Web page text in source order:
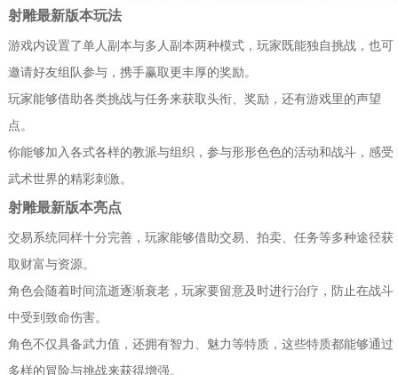
射雕最新版本玩法
游戏内设置了单人副本与多人副本两种模式，玩家既能独自挑战，也可
邀请好友组队参与，携手赢取更丰厚的奖励。
玩家能够借助各类挑战与任务来获取头衔、奖励，还有游戏里的声望
点。
你能够加入各式各样的教派与组织，参与形形色色的活动和战斗，感受
武术世界的精彩刺激。
射雕最新版本亮点
交易系统同样十分完善，玩家能够借助交易、拍卖、任务等多种途径获
取财富与资源。
角色会随着时间流逝逐渐衰老，玩家要留意及时进行治疗，防止在战斗
中受到致命伤害。
角色不仅具备武力值，还拥有智力、魅力等特质，这些特质都能够通过
多样的冒险与挑战来获得增强。